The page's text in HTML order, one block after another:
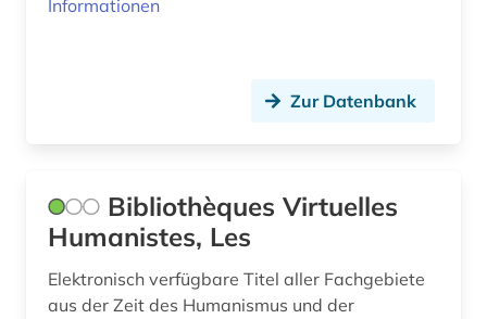
reformation (1)
reliquiar (1)
renaissance (27)
Informationen
Zur Datenbank
Bibliothèques Virtuelles
Humanistes, Les
Elektronisch verfügbare Titel aller Fachgebiete
aus der Zeit des Humanismus und der